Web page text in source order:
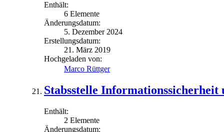
Enthält:
6 Elemente
Änderungsdatum:
5. Dezember 2024
Erstellungsdatum:
21. März 2019
Hochgeladen von:
Marco Rüttger
Stabsstelle Informationssicherheit
Enthält:
2 Elemente
Änderungsdatum: